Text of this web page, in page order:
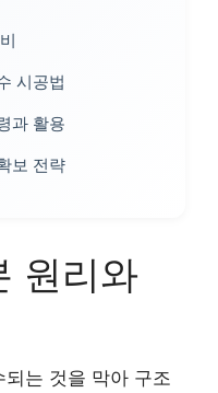
시공법
과 활용
보 전략
원리와
는 것을 막아 구조